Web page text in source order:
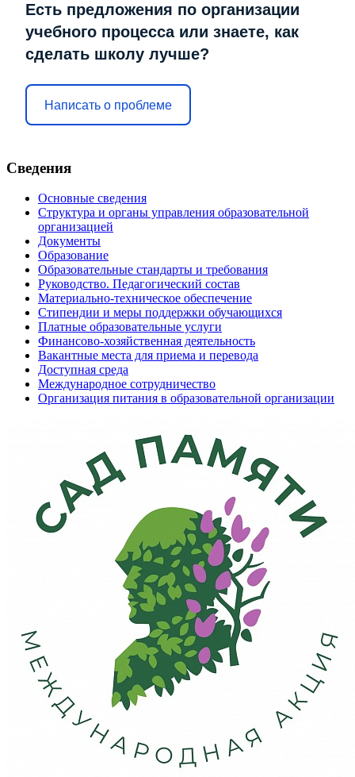
Есть предложения по организации
учебного процесса или знаете, как
сделать школу лучше?
Написать о проблеме
Сведения
Основные сведения
Структура и органы управления образовательной
организацией
Документы
Образование
Образовательные стандарты и требования
Руководство. Педагогический состав
Материально-техническое обеспечение
Стипендии и меры поддержки обучающихся
Платные образовательные услуги
Финансово-хозяйственная деятельность
Вакантные места для приема и перевода
Доступная среда
Международное сотрудничество
Организация питания в образовательной организации